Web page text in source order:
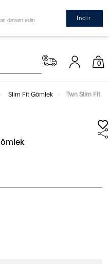
devam edin İndir
0
Slim Fit Gömlek
Twn Slim Fit